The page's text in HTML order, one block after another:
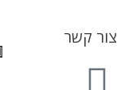
צור קשר